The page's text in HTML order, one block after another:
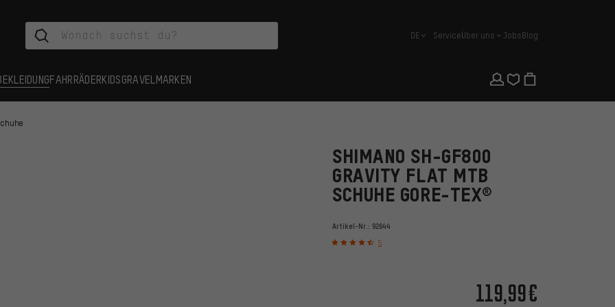
Deutsch
DE ServiceÜber uns JobsBlog
FAHRRÄDERKIDSGRAVEL MARKEN
SHIMANO SH-GF800
GRAVITY FLAT MTB
SCHUHE GORE-TEX®
Artikel-Nr.: 92644
5
119,99€